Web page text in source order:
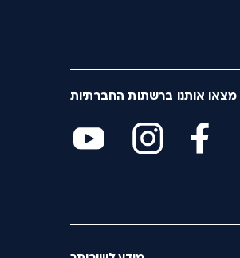
מצאו אותנו ברשתות החברתיות